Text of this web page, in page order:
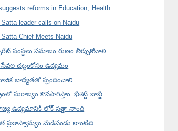
reforms in Education, Health
leader calls on Naidu
Satta Chief Meets Naidu
సంస్థలు సమాజం రుణం తీర్చుకోవాలి
చట్టంకోసం ఉద్యమం
బాధ్యతతో స్పందించాలి
సురాజ్యం కొనసాగిస్తాం: భీశెట్టి బాబ్జీ
ఉద్యమానికి లోక్ సత్తా నాంది
ప్రజాస్వామ్యం మేడిపండు లాంటిది